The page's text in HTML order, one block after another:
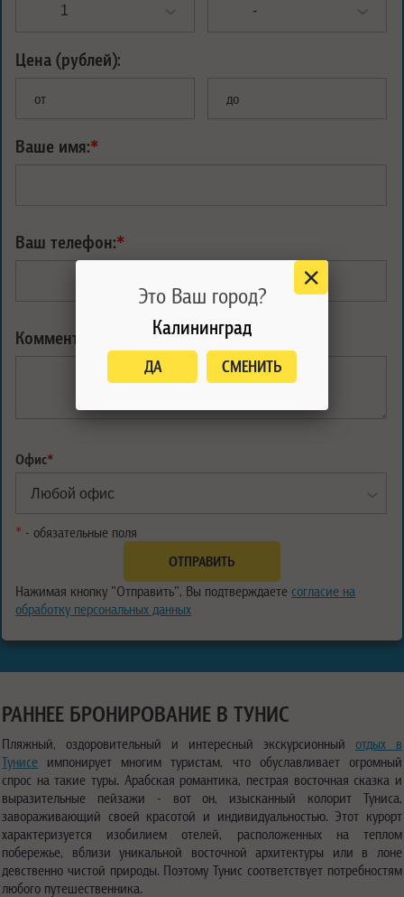
Цена (рублей):
от до
Ваше имя:*
Ваш телефон:*
Комментарий:
Офис*
* - обязательные поля
Нажимая кнопку "Отправить", Вы подтверждаете согласие на
обработку персональных данных
РАННЕЕ БРОНИРОВАНИЕ В ТУНИС
Пляжный, оздоровительный и интересный экскурсионный отдых в
Тунисе импонирует многим туристам, что обуславливает огромный
спрос на такие туры. Арабская романтика, пестрая восточная сказка и
выразительные пейзажи - вот он, изысканный колорит Туниса,
завораживающий своей красотой и индивидуальностью. Этот курорт
характеризуется изобилием отелей, расположенных на теплом
побережье, вблизи уникальной восточной архитектуры или в лоне
девственно чистой природы. Поэтому Тунис соответствует потребностям
любого путешественника.
Это Ваш город?
Калининград
ДА СМЕНИТЬ